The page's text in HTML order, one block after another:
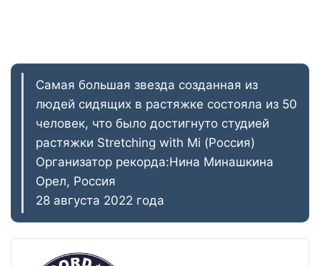
Самая большая звезда созданная из
людей сидящих в растяжке состояла из 50
человек, что было достигнуто студией
растяжки Stretching with Mi (Россия)
Организатор рекорда:Нина Минашкина
Орел, Россия
28 августа 2022 года